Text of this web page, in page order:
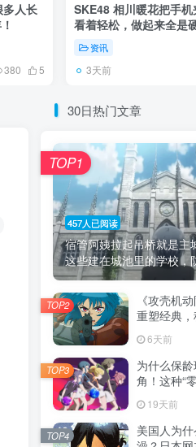
多人长
380 5
SKE48 相川暖花把手机
看着轻松，做起来全是
资讯
3天前
30日热门文章
457人已阅读
宿管阿姨拉起吊桥就是主
这些建在城池里的学校，
TOP1
《攻壳机
重塑经典
6天前
TOP2
为什么保
角！这种“
们的生活！
19天前
TOP3
美国人为
TOP4